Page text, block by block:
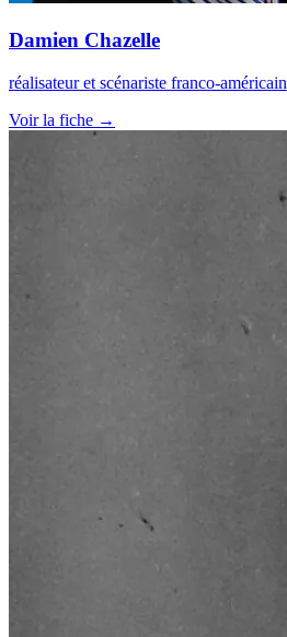
Damien Chazelle
réalisateur et scénariste franco-américain
Voir la fiche →